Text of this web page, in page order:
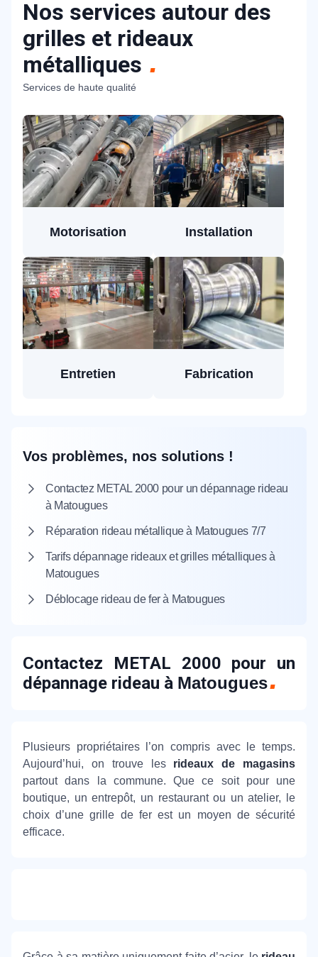
Nos services autour des
grilles et rideaux
métalliques
Services de haute qualité
Motorisation Installation
Entretien Fabrication
Vos problèmes, nos solutions !
Contactez METAL 2000 pour un dépannage rideau
à Matougues
Réparation rideau métallique à Matougues 7/7
Tarifs dépannage rideaux et grilles métalliques à
Matougues
Déblocage rideau de fer à Matougues
Contactez METAL 2000 pour un
dépannage rideau à Matougues
Plusieurs propriétaires l’on compris avec le temps.
Aujourd’hui, on trouve les rideaux de magasins
partout dans la commune. Que ce soit pour une
boutique, un entrepôt, un restaurant ou un atelier, le
choix d’une grille de fer est un moyen de sécurité
efficace.